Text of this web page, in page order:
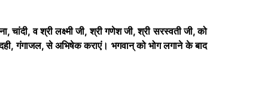
व श्री लक्ष्मी जी, श्री गणेश जी, श्री सरस्वती जी, को
गंगाजल, से अभिषेक कराएं। भगवान् को भोग लगाने के बाद